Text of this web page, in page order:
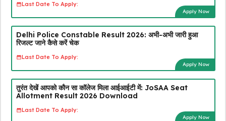
Last Date To Apply:
Apply Now
Delhi Police Constable Result 2026: अभी-अभी जारी हुआ
रिजल्ट जाने कैसे करें चेक
Last Date To Apply:
Apply Now
तुरंत देखें आपको कौन सा कॉलेज मिला आईआईटी में: JoSAA Seat
Allotment Result 2026 Download
Last Date To Apply:
Apply Now